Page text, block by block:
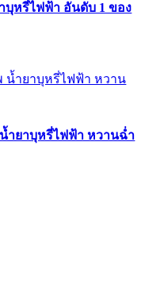
บุหรี่ไฟฟ้า อันดับ 1 ของ
ำยาบุหรี่ไฟฟ้า หวานฉ่ำ